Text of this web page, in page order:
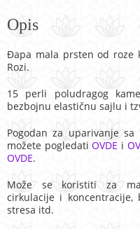
Opis
Đapa mala prsten od roze
Rozi.
15 perli poludragog
bezbojnu elastičnu sajlu i
Pogodan za uparivanje
možete pogledatiOVDE i
OVDE.
Može se koristiti za
cirkulacije i koncentracije,
stresa itd.